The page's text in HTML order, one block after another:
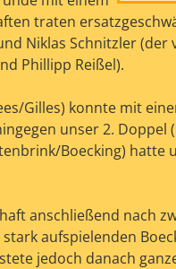
traten
Niklas Schnitzler
Phillipp Reißel).
Gilles) konnte mit
unser 2. Doppel
Boecking) hatte
anschließend nach
stark aufspielenden
jedoch danach